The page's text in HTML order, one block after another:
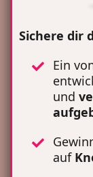
Sichere dir
Ein
und
auf